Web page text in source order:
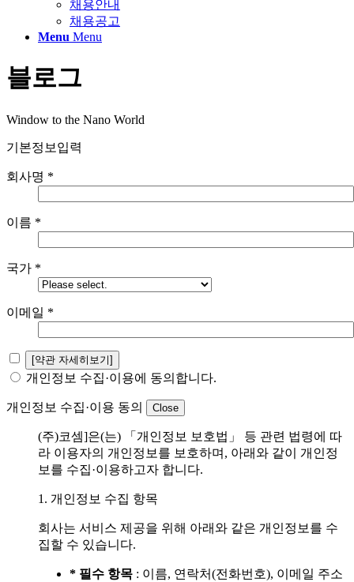
채용안내
채용공고
Menu Menu
블로그
Window to the Nano World
기본정보입력
회사명 *
이름 *
국가 *
이메일 *
[약관 자세히보기]
개인정보 수집·이용에 동의합니다.
개인정보 수집·이용 동의 Close
(주)코셈]은(는) 「개인정보 보호법」 등 관련 법령에 따
라 이용자의 개인정보를 보호하며, 아래와 같이 개인정
보를 수집·이용하고자 합니다.
1. 개인정보 수집 항목
회사는 서비스 제공을 위해 아래와 같은 개인정보를 수
집할 수 있습니다.
* 필수 항목 : 이름, 연락처(전화번호), 이메일 주소